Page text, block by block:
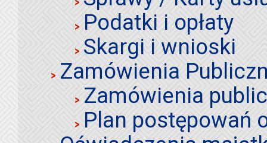
Podatki i opłaty
Skargi i wnioski
Zamówienia
Zamówienia
Plan postępowań